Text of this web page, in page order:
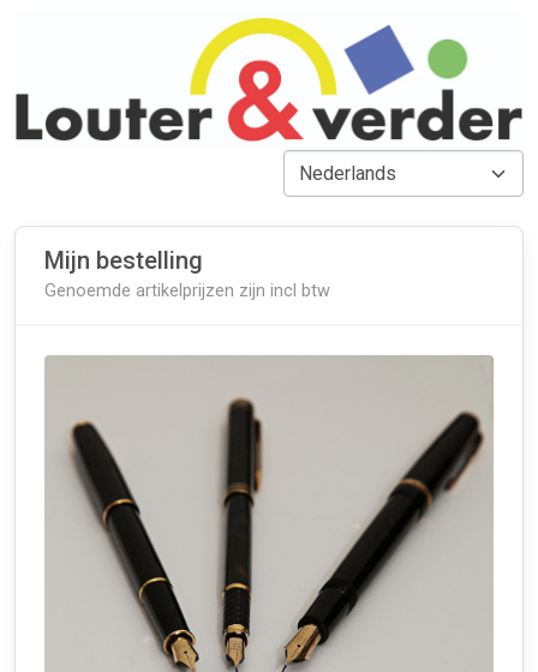
Mijn bestelling
Genoemde artikelprijzen zijn incl btw